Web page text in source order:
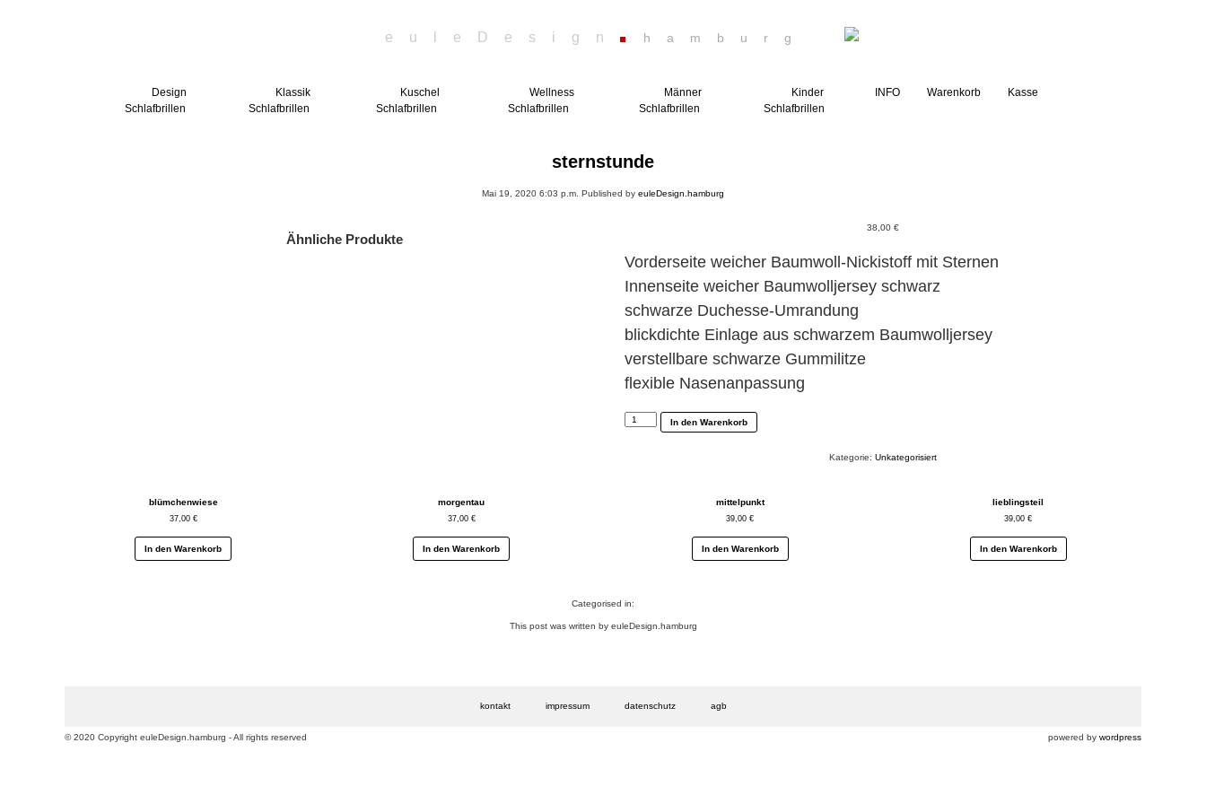
euleDesign hamburg
Design
Schlafbrillen
Klassik
Schlafbrillen
Kuschel
Schlafbrillen
Wellness
Schlafbrillen
Männer
Schlafbrillen
Kinder
Schlafbrillen
INFO Warenkorb Kasse
sternstunde
Mai 19, 2020 6:03 p.m. Published by euleDesign.hamburg
38,00 €
Vorderseite weicher Baumwoll-Nickistoff mit Sternen
Innenseite weicher Baumwolljersey schwarz
schwarze Duchesse-Umrandung
blickdichte Einlage aus schwarzem Baumwolljersey
verstellbare schwarze Gummilitze
flexible Nasenanpassung
sternstundeIn den Warenkorb
Kategorie: Unkategorisiert
Ähnliche Produkte
blümchenwiese
37,00 €
In den Warenkorb
morgentau
37,00 €
In den Warenkorb
mittelpunkt
39,00€
In den Warenkorb
lieblingsteil
39,00€
In den Warenkorb
Categorised in:
This post was written by euleDesign.hamburg
kontakt impressum datenschutz agb
© 2020 Copyright euleDesign.hamburg - All rights reserved powered by wordpress